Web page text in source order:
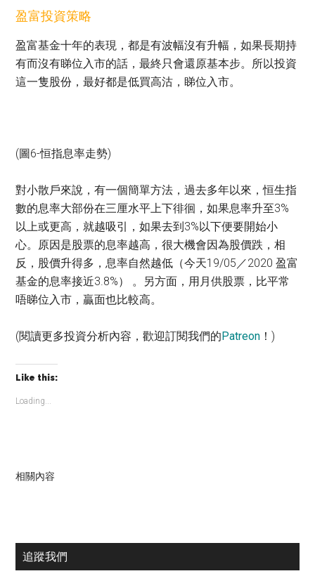
盈富投資策略
盈富基金十年的表現，都是有波幅沒有升幅，如果長期持
有而沒有睇位入市的話，最終只會還原基本步。所以投資
這一隻股份，最好都是低買高沽，睇位入市。
(圖6-恒指息率走勢)
對小散戶來說，有一個簡單方法，過去多年以來，恒生指
數的息率大部份在三厘水平上下徘徊，如果息率升至3%
以上或更高，就越吸引，如果去到3%以下便要開始小
心。原因是股票的息率越高，很大機會因為股價跌，相
反，股價升得多，息率自然越低（今天19/05／2020 盈富
基金的息率接近3.8%） 。另方面，用月供股票，比平常
唔睇位入市，贏面也比較高。
(閱讀更多投資分析內容，歡迎訂閱我們的Patreon ！)
Like this:
Loading...
相關內容
Primary
追蹤我們